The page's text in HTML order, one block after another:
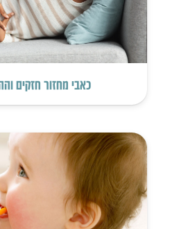
כאבי מחזור חזקים